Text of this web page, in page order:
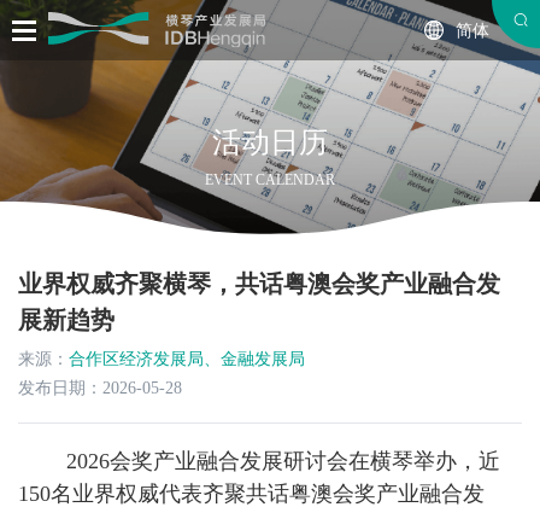
简体
活动日历
EVENT CALENDAR
业界权威齐聚横琴，共话粤澳会奖产业融合发
展新趋势
来源： 合作区经济发展局、金融发展局
发布日期：2026-05-28
2026会奖产业融合发展研讨会在横琴举办，近
150名业界权威代表齐聚共话粤澳会奖产业融合发